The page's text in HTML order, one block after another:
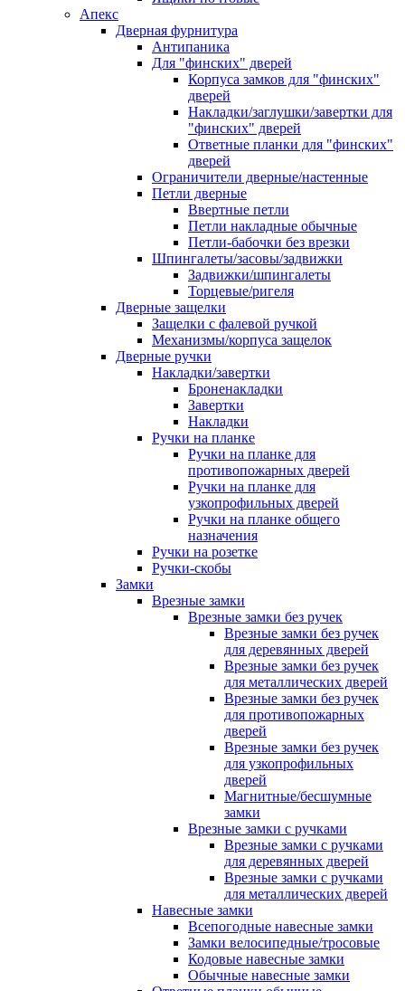
Апекс
Дверная фурнитура
Антипаника
Для "финских" дверей
Корпуса замков для "финских"
дверей
Накладки/заглушки/завертки для
"финских" дверей
Ответные планки для "финских"
дверей
Ограничители дверные/настенные
Петли дверные
Ввертные петли
Петли накладные обычные
Петли-бабочки без врезки
Шпингалеты/засовы/задвижки
Задвижки/шпингалеты
Торцевые/ригеля
Дверные защелки
Защелки с фалевой ручкой
Механизмы/корпуса защелок
Дверные ручки
Накладки/завертки
Броненакладки
Завертки
Накладки
Ручки на планке
Ручки на планке для
противопожарных дверей
Ручки на планке для
узкопрофильных дверей
Ручки на планке общего
назначения
Ручки на розетке
Ручки-скобы
Замки
Врезные замки
Врезные замки без ручек
Врезные замки без ручек
для деревянных дверей
Врезные замки без ручек
для металлических дверей
Врезные замки без ручек
для противопожарных
дверей
Врезные замки без ручек
для узкопрофильных
дверей
Магнитные/бесшумные
замки
Врезные замки с ручками
Врезные замки с ручками
для деревянных дверей
Врезные замки с ручками
для металлических дверей
Навесные замки
Всепогодные навесные замки
Замки велосипедные/тросовые
Кодовые навесные замки
Обычные навесные замки